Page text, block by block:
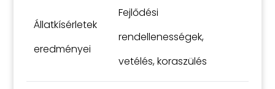
Állatkísérletek
eredményei
Fejlődési
rendellenességek,
vetélés, koraszülés